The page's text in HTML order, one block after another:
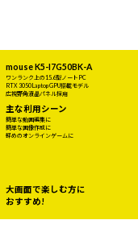
mouse K5-I7G50BK-A
ワンランク上の15.6型ノートPC
RTX 3050 Laptop GPU搭載モデル
広視野角液晶パネル採用
主な利用シーン
簡単な動画編集に
簡単な画像作成に
軽めのオンラインゲームに
大画面で楽しむ方に
おすすめ!